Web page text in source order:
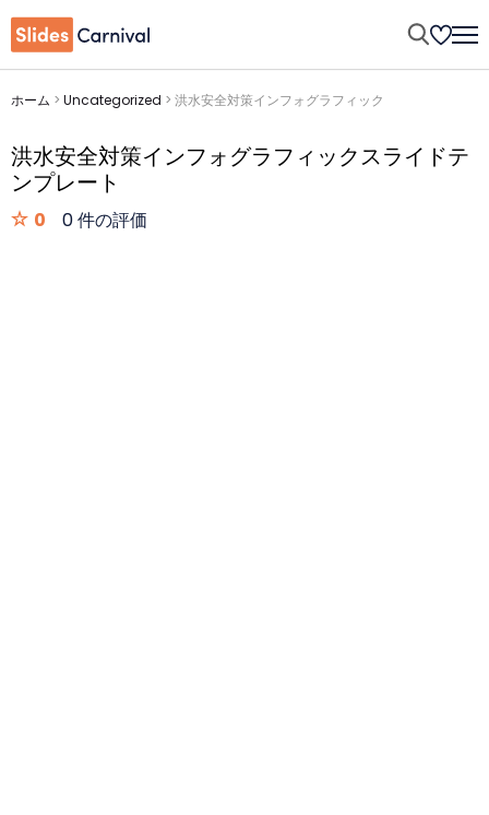
ホーム > Uncategorized > 洪水安全対策インフォグラフィック
洪水安全対策インフォグラフィックスライドテ
ンプレート
0 0 件の評価